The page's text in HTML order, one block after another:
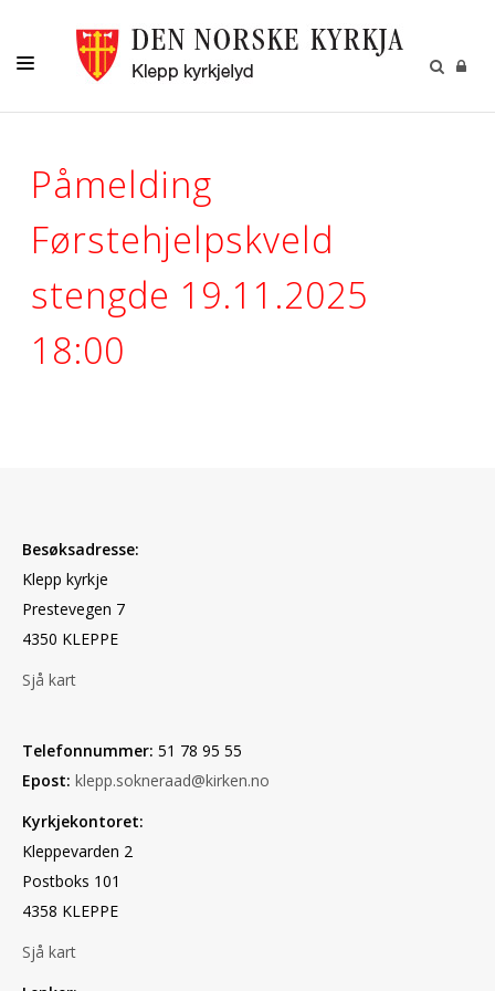
KYRKJELYD
DIAKONI
NY KYRKJE
Påmelding
Førstehjelpskveld
stengde 19.11.2025
18:00
Besøksadresse:
Klepp kyrkje
Prestevegen 7
4350 KLEPPE
Sjå kart
Telefonnummer: 51 78 95 55
Epost: klepp.sokneraad@kirken.no
Kyrkjekontoret:
Kleppevarden 2
Postboks 101
4358 KLEPPE
Sjå kart